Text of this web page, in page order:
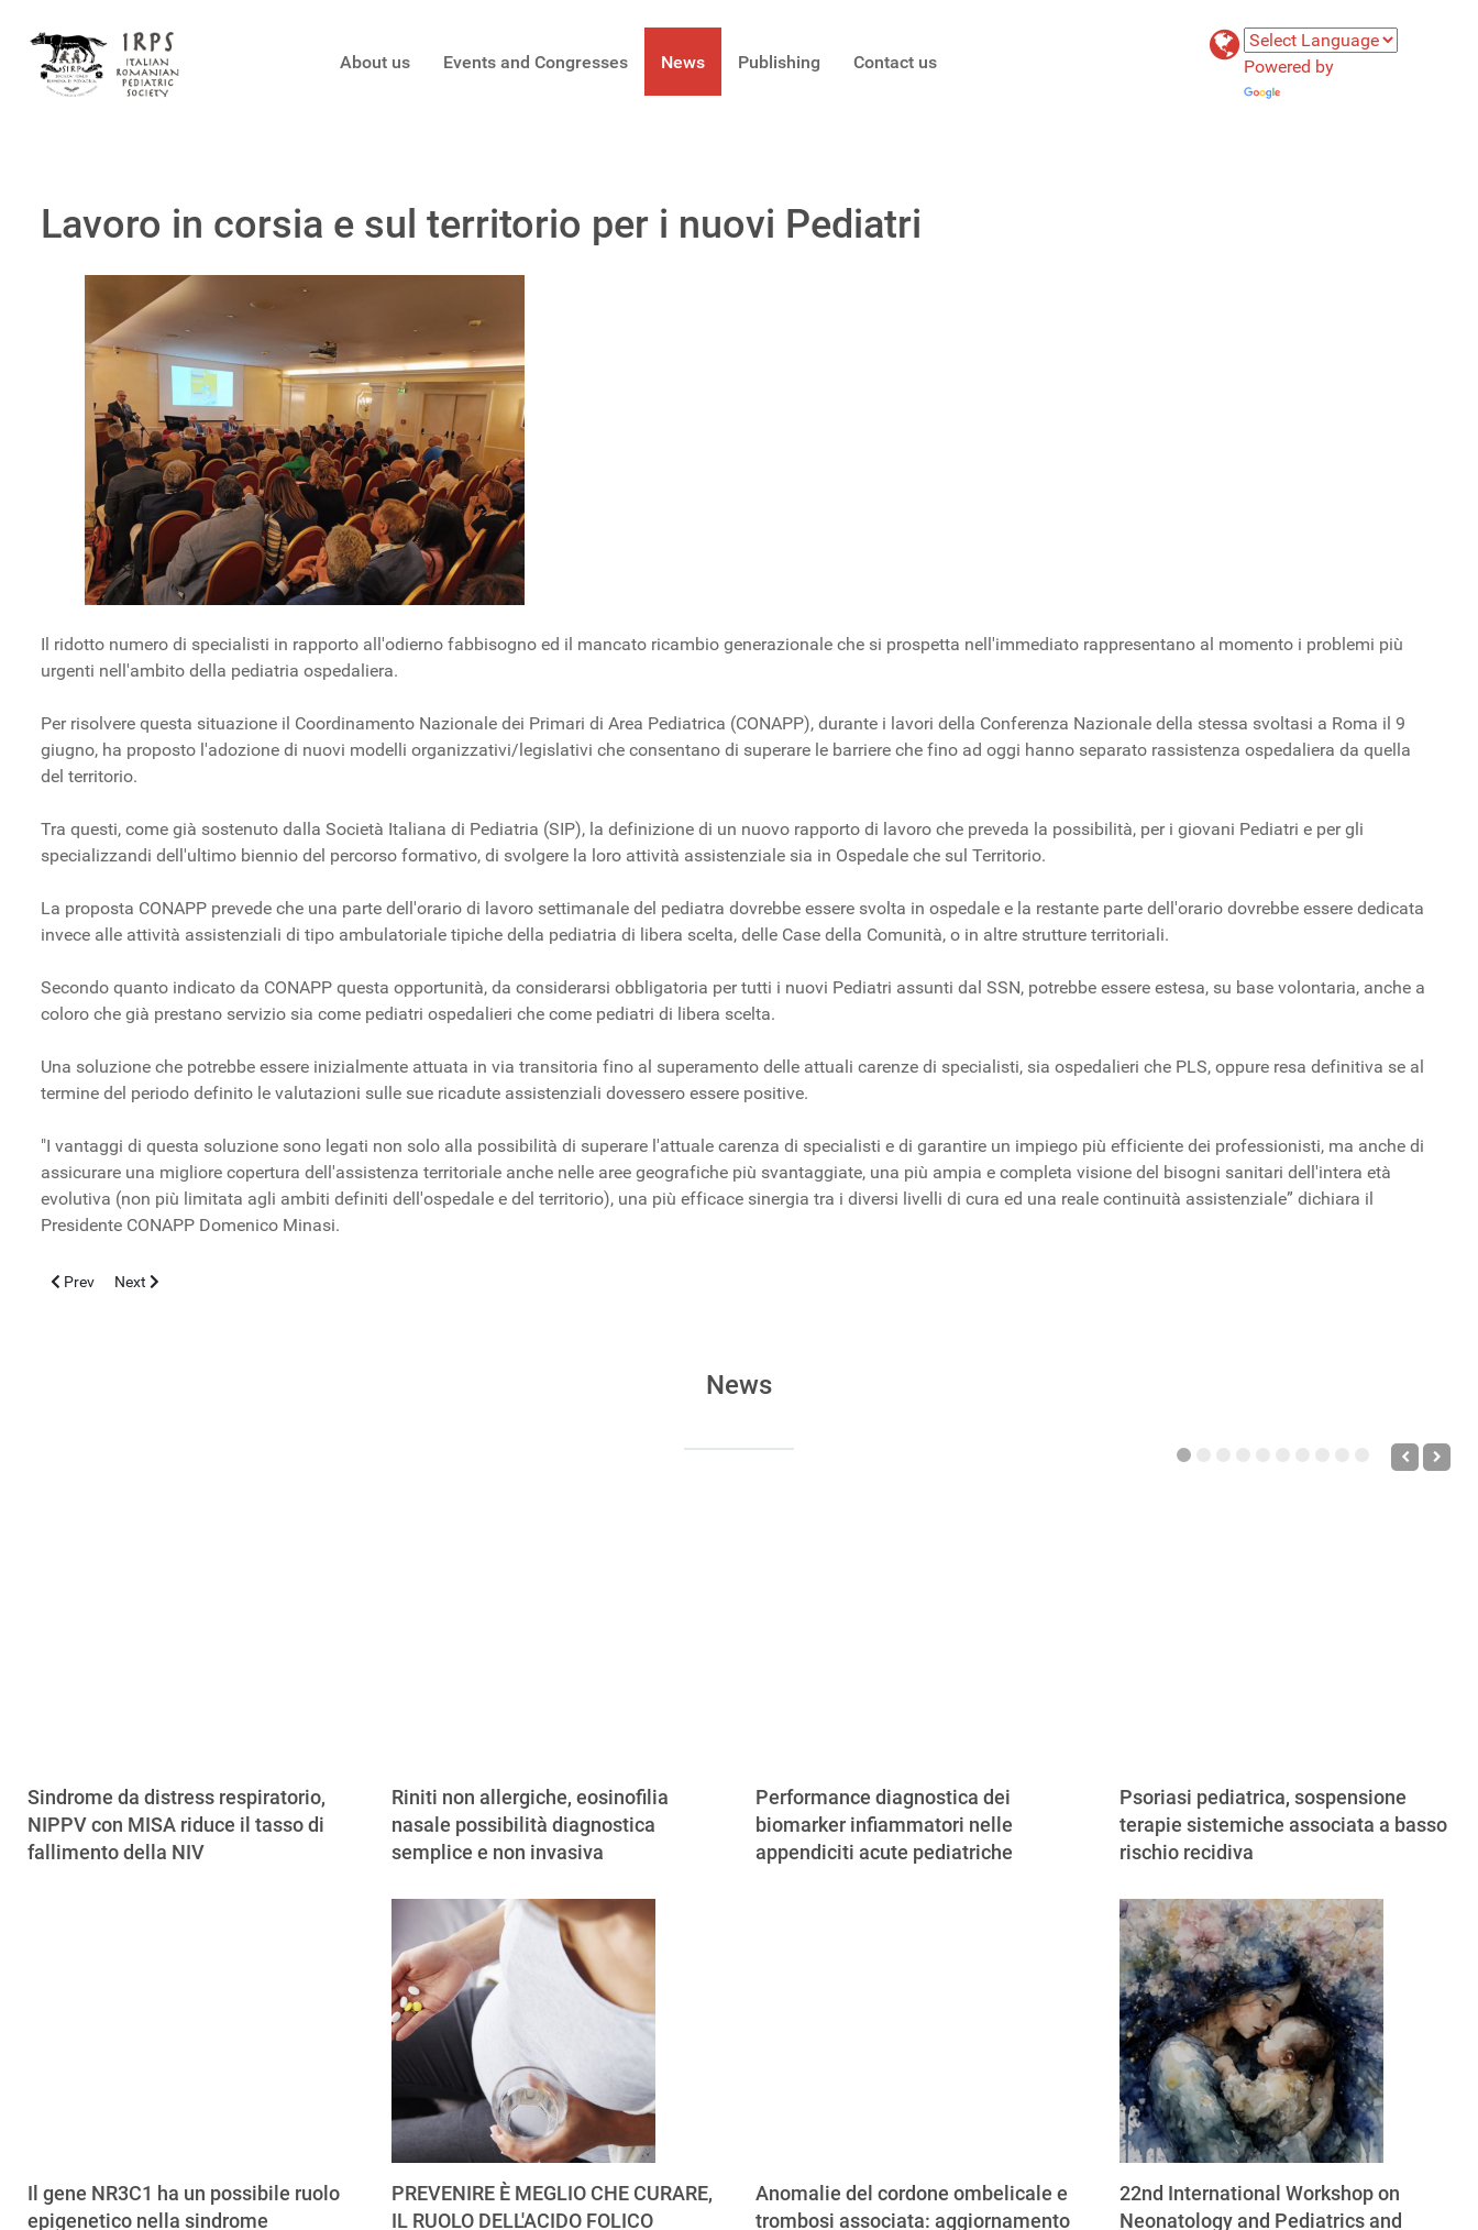
About us Events and Congresses News Publishing Contact us
Powered by
Lavoro in corsia e sul territorio per i nuovi Pediatri
Il ridotto numero di specialisti in rapporto all'odierno fabbisogno ed il mancato ricambio generazionale che si prospetta nell'immediato rappresentano al momento i problemi più
urgenti nell'ambito della pediatria ospedaliera.
Per risolvere questa situazione il Coordinamento Nazionale dei Primari di Area Pediatrica (CONAPP), durante i lavori della Conferenza Nazionale della stessa svoltasi a Roma il 9
giugno, ha proposto l'adozione di nuovi modelli organizzativi/legislativi che consentano di superare le barriere che fino ad oggi hanno separato rassistenza ospedaliera da quella
del territorio.
Tra questi, come già sostenuto dalla Società Italiana di Pediatria (SIP), la definizione di un nuovo rapporto di lavoro che preveda la possibilità, per i giovani Pediatri e per gli
specializzandi dell'ultimo biennio del percorso formativo, di svolgere la loro attività assistenziale sia in Ospedale che sul Territorio.
La proposta CONAPP prevede che una parte dell'orario di lavoro settimanale del pediatra dovrebbe essere svolta in ospedale e la restante parte dell'orario dovrebbe essere dedicata
invece alle attività assistenziali di tipo ambulatoriale tipiche della pediatria di libera scelta, delle Case della Comunità, o in altre strutture territoriali.
Secondo quanto indicato da CONAPP questa opportunità, da considerarsi obbligatoria per tutti i nuovi Pediatri assunti dal SSN, potrebbe essere estesa, su base volontaria, anche a
coloro che già prestano servizio sia come pediatri ospedalieri che come pediatri di libera scelta.
Una soluzione che potrebbe essere inizialmente attuata in via transitoria fino al superamento delle attuali carenze di specialisti, sia ospedalieri che PLS, oppure resa definitiva se al
termine del periodo definito le valutazioni sulle sue ricadute assistenziali dovessero essere positive.
"I vantaggi di questa soluzione sono legati non solo alla possibilità di superare l'attuale carenza di specialisti e di garantire un impiego più efficiente dei professionisti, ma anche di
assicurare una migliore copertura dell'assistenza territoriale anche nelle aree geografiche più svantaggiate, una più ampia e completa visione del bisogni sanitari dell'intera età
evolutiva (non più limitata agli ambiti definiti dell'ospedale e del territorio), una più efficace sinergia tra i diversi livelli di cura ed una reale continuità assistenziale” dichiara il
Presidente CONAPP Domenico Minasi.
Previous article: Autismo su base genetica, al Neuromed la scoperta sul ruolo di alcuni recettori nervosi
Prev Next article: Il primo paziente affetto da autismo è deceduto all’età di 89 anni
Next
News
Sindrome da distress respiratorio,
NIPPV con MISA riduce il tasso di
fallimento della NIV
Riniti non allergiche, eosinofilia
nasale possibilità diagnostica
semplice e non invasiva
Performance diagnostica dei
biomarker infiammatori nelle
appendiciti acute pediatriche
Psoriasi pediatrica, sospensione
terapie sistemiche associata a basso
rischio recidiva
Il gene NR3C1 ha un possibile ruolo
epigenetico nella sindrome
PREVENIRE È MEGLIO CHE CURARE,
IL RUOLO DELL'ACIDO FOLICO
Anomalie del cordone ombelicale e
trombosi associata: aggiornamento
22nd International Workshop on
Neonatology and Pediatrics and